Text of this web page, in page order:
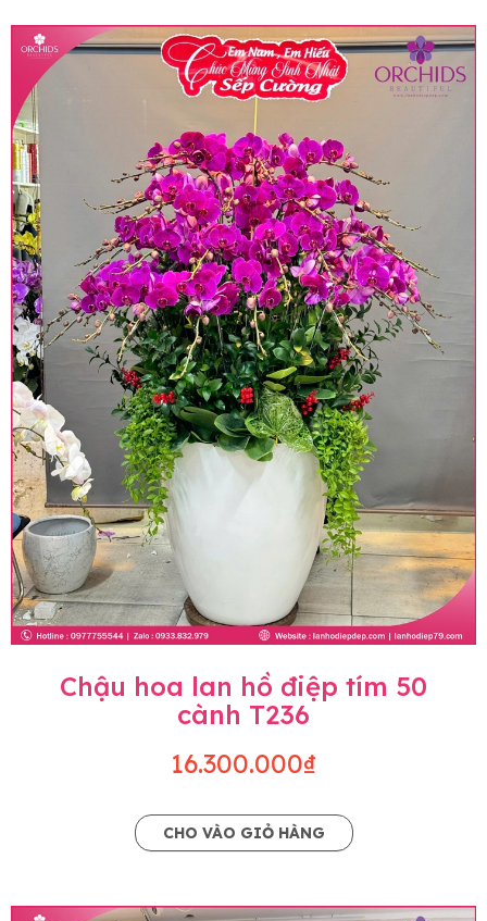
Chậu hoa lan hồ điệp tím 50
cành T236
16.300.000₫
CHO VÀO GIỎ HÀNG